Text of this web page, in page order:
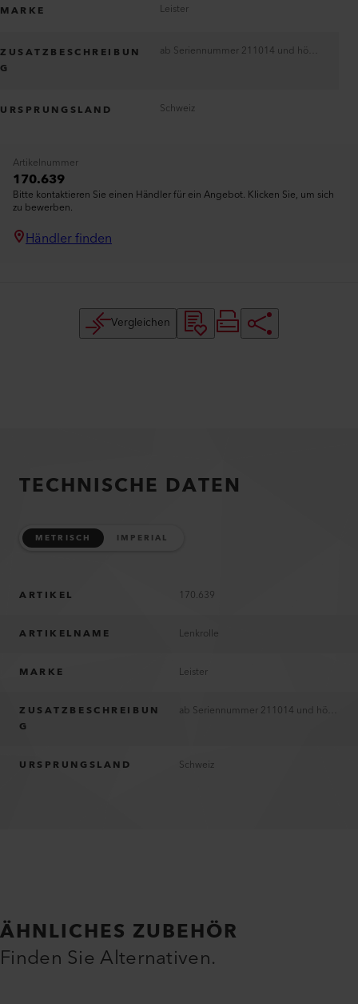
MARKE Leister
ZUSATZBESCHREIBUN
G
URSPRUNGSLAND Schweiz
Artikelnummer
170.639
Bitte kontaktieren Sie einen Händler für ein Angebot. Klicken Sie, um sich
zu bewerben.
Händler finden
Vergleichen
TECHNISCHE DATEN
METRISCH IMPERIAL
ARTIKEL 170.639
ARTIKELNAME Lenkrolle
MARKE Leister
ZUSATZBESCHREIBUN
G
URSPRUNGSLAND Schweiz
ÄHNLICHES ZUBEHÖR
Finden Sie Alternativen.